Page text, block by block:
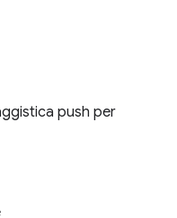
push per